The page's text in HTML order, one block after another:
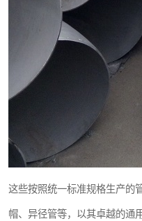
这些按照统一标准规格生产的
帽、异径管等，以其卓越的通